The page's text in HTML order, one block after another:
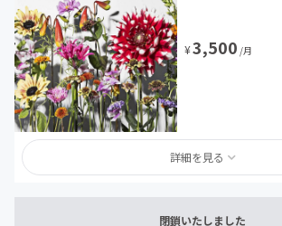
¥3,500 /月
詳細を見る
閉鎖いたしました